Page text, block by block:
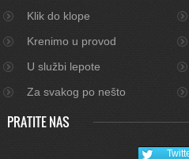
Klik do klope
Krenimo u provod
U službi lepote
Za svakog po nešto
PRATITE NAS